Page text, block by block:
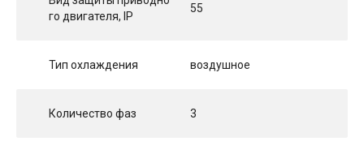
го двигателя, IP
55
Тип охлаждения воздушное
Количество фаз 3